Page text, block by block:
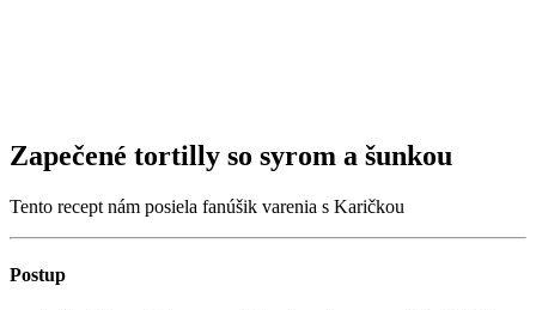
Zapečené tortilly so syrom a šunkou
Tento recept nám posiela fanúšik varenia s Karičkou
Postup